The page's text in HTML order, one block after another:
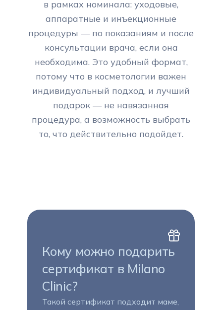
в рамках номинала: уходовые,
аппаратные и инъекционные
процедуры — по показаниям и после
консультации врача, если она
необходима. Это удобный формат,
потому что в косметологии важен
индивидуальный подход, и лучший
подарок — не навязанная
процедура, а возможность выбрать
то, что действительно подойдет.
Кому можно подарить
сертификат в Milano
Clinic?
Такой сертификат подходит маме,